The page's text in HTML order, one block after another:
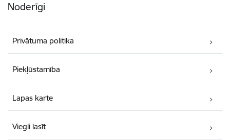
Noderīgi
Privātuma politika
Piekļūstamība
Lapas karte
Viegli lasīt